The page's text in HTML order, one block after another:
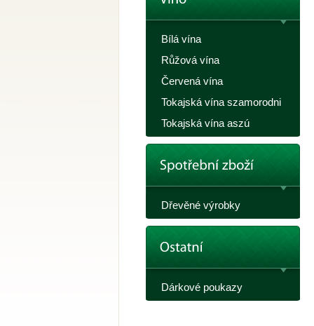
Bílá vína
Růžová vína
Červená vína
Tokajská vína szamorodni
Tokajská vína aszú
Dřevěné výrobky
Dárkové poukazy